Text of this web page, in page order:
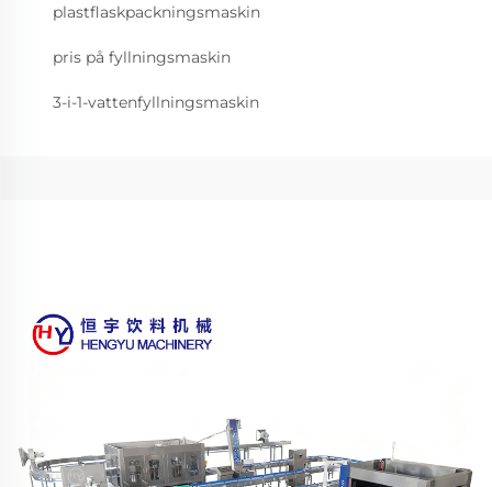
plastflaskpackningsmaskin
pris på fyllningsmaskin
3-i-1-vattenfyllningsmaskin